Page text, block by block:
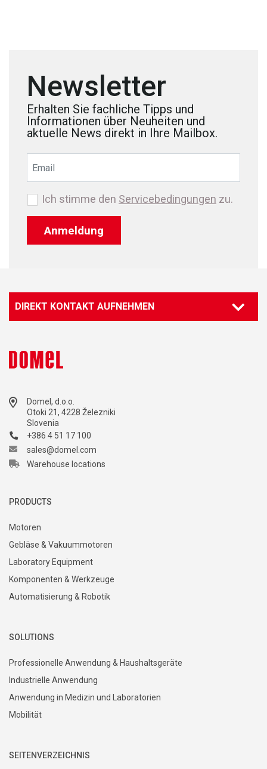
Newsletter
Erhalten Sie fachliche Tipps und
Informationen über Neuheiten und
aktuelle News direkt in Ihre Mailbox.
Anmeldung
Ich stimme den Servicebedingungen zu.
DIREKT KONTAKT AUFNEHMEN
Domel, d.o.o.
Otoki 21, 4228 Železniki
Slovenia
+386 4 51 17 100
sales@domel.com
Warehouse locations
PRODUCTS
Motoren
Gebläse & Vakuummotoren
Laboratory Equipment
Komponenten & Werkzeuge
Automatisierung & Robotik
SOLUTIONS
Professionelle Anwendung & Haushaltsgeräte
Industrielle Anwendung
Anwendung in Medizin und Laboratorien
Mobilität
SEITENVERZEICHNIS